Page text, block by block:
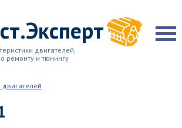
двигателей,
ремонту и тюнингу